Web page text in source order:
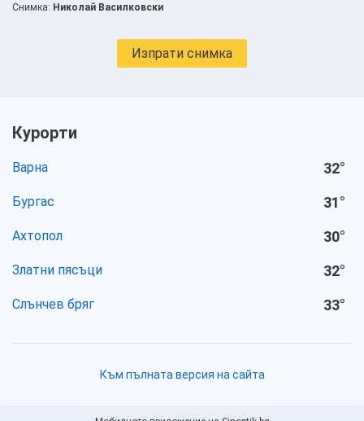
Снимка: Николай Василковски
Изпрати снимка
Курорти
Варна 32°
Бургас 31°
Ахтопол 30°
Златни пясъци 32°
Слънчев бряг 33°
Към пълната версия на сайта